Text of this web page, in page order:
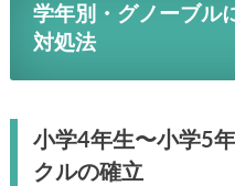
学年別・グノーブル
対処法
小学4年生〜小学5
クルの確立